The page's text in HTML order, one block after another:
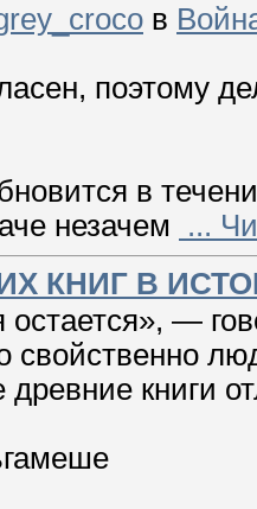
в
поэтому
в
незачем
...
КНИГ В
остается», —
древние книги